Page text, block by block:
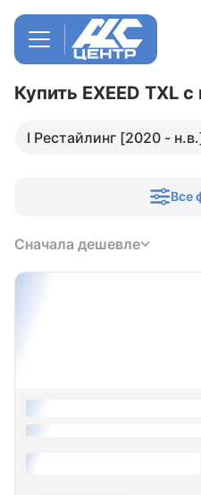
Купить EXEED TXL с
I Рестайлинг [2020 -
Все
Сначала дешевле